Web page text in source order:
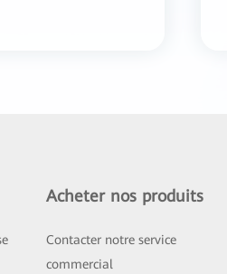
Acheter nos produits
Contacter notre service
commercial